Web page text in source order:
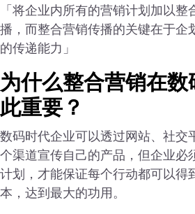
「将企业内所有的营销计划加以
播，而整合营销传播的关键在于企
的传递能力」
为什么整合营销在
此重要？
数码时代企业可以透过网站、社
个渠道宣传自己的产品，但企业必
计划，才能保证每个行动都可以得
本，达到最大的功用。